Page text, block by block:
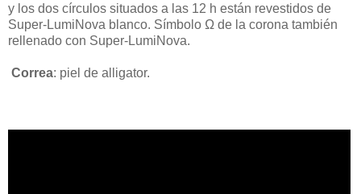
y los dos círculos situados a las 12 h están revestidos de
Super-LumiNova blanco. Símbolo Ω de la corona también
rellenado con Super-LumiNova.
Correa: piel de alligator.